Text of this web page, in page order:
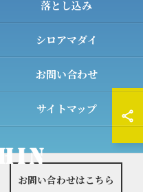
お問い合わせはこちら
落とし込み
シロアマダイ
お問い合わせ
サイトマップ